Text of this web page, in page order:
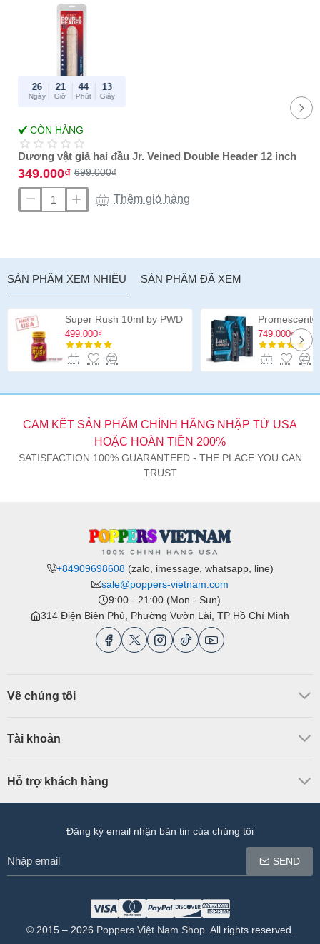
Best Amazon
reviews
26
Ngày
21
Giờ
44
Phút
13
Giây
CÒN HÀNG
Dương vật giả hai đầu Jr. Veined Double Header 12 inch
349.000₫ 699.000₫
Jr.
Double
Header
inch
Thêm giỏ hàng
SẢN PHẨM XEM NHIỀU SẢN PHẨM ĐÃ XEM
Super Rush 10ml by PWD
499.000₫ 749.000₫
CAM KẾT SẢN PHẨM CHÍNH HÃNG NHẬP TỪ USA
HOẶC HOÀN TIỀN 200%
SATISFACTION 100% GUARANTEED - THE PLACE YOU CAN
TRUST
+84909698608(zalo, imessage, whatsapp, line)
sale@poppers-vietnam.com
9:00 - 21:00 (Mon - Sun)
314 Điện Biên Phủ, Phường Vườn Lài, TP Hồ Chí Minh
Về chúng tôi
Tài khoản
Hỗ trợ khách hàng
Đăng ký email nhận bản tin của chúng tôi
email
SEND
© 2015 – 2026 Poppers Việt Nam Shop. All rights reserved.